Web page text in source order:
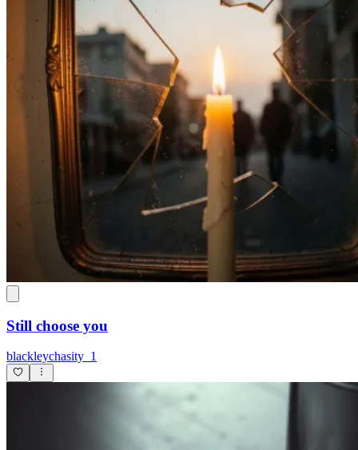
Still choose you
blackleychasity_1